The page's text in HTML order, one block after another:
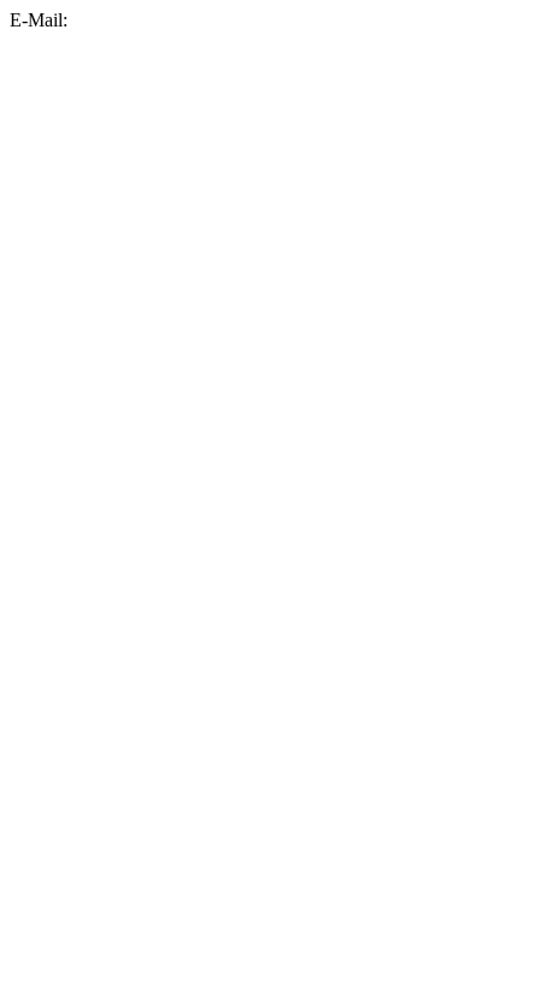
E-Mail: